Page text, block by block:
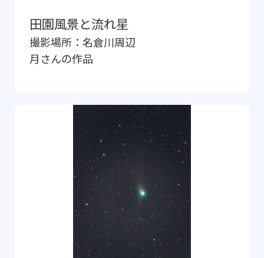
田園風景と流れ星
撮影場所： 名倉川周辺
月 さんの作品